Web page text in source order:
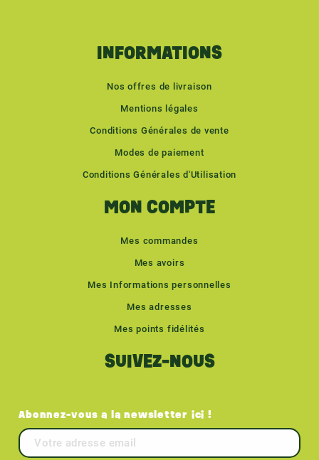
INFORMATIONS
Nos offres de livraison
Mentions légales
Conditions Générales de vente
Modes de paiement
Conditions Générales d'Utilisation
MON COMPTE
Mes commandes
Mes avoirs
Mes Informations personnelles
Mes adresses
Mes points fidélités
SUIVEZ-NOUS
Abonnez-vous a la newsletter ici !